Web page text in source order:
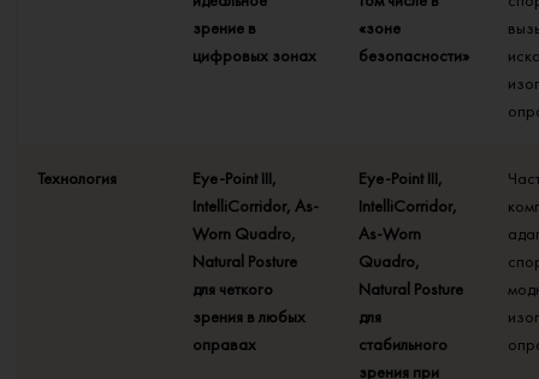
зрение в
цифровых зонах
«зоне
безопасности»
Технология
Eye-Point III,
IntelliCorridor, As-
Worn Quadro,
Natural Posture
для четкого
зрения в любых
оправах
Eye-Point III,
IntelliCorridor,
As-Worn
Quadro,
Natural Posture
для
стабильного
зрения при